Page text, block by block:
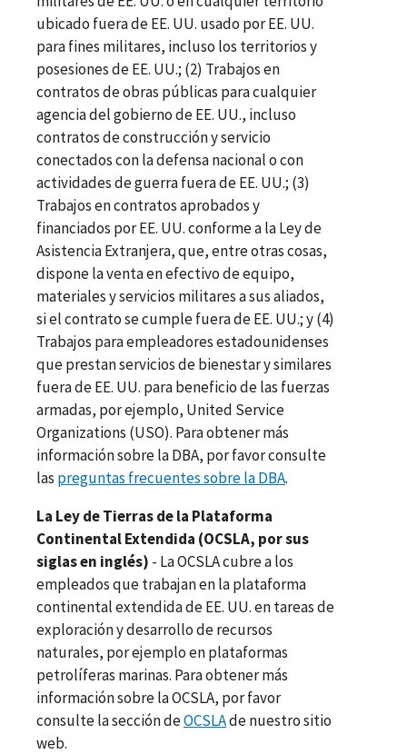
ubicado fuera de EE. UU. usado por EE. UU.
para fines militares, incluso los territorios y
posesiones de EE. UU.; (2) Trabajos en
contratos de obras públicas para cualquier
agencia del gobierno de EE. UU., incluso
contratos de construcción y servicio
conectados con la defensa nacional o con
actividades de guerra fuera de EE. UU.; (3)
Trabajos en contratos aprobados y
financiados por EE. UU. conforme a la Ley de
Asistencia Extranjera, que, entre otras cosas,
dispone la venta en efectivo de equipo,
materiales y servicios militares a sus aliados,
si el contrato se cumple fuera de EE. UU.; y (4)
Trabajos para empleadores estadounidenses
que prestan servicios de bienestar y similares
fuera de EE. UU. para beneficio de las fuerzas
armadas, por ejemplo, United Service
Organizations (USO). Para obtener más
información sobre la DBA, por favor consulte
las preguntas frecuentes sobre la DBA.
La Ley de Tierras de la Plataforma
Continental Extendida (OCSLA, por sus
siglas en inglés) - La OCSLA cubre a los
empleados que trabajan en la plataforma
continental extendida de EE. UU. en tareas de
exploración y desarrollo de recursos
naturales, por ejemplo en plataformas
petrolíferas marinas. Para obtener más
información sobre la OCSLA, por favor
consulte la sección deOCSLAde nuestro sitio
web.